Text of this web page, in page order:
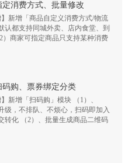
消费方式、批量修改
新增「商品自定义消费方式/物流
认都支持同城外卖、店内食堂、到
）商家可指定商品只支持某种消费
购、票券绑定分类
新增「扫码购」模块 （1）、
级，不排队、不烦心，扫码即加入
转化 （2）、批量生成商品二维码